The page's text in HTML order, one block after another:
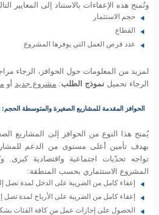
وتُمنح هذه الإعفاءات بالاستناد إلى المعايير
حجم الاستثمار
القطاع
عدد فرص العمل التي يوفرها المشروع
لمزيد من المعلومات حول الحوافز، الرجاء
الرجاء تحميل نموذج الطلب: مشروع جديد أو
الحوافز المقدمة للمشاريع الصغيرة والمتوسطة الحجم:
يُمنح هذا النوع من الحوافز إلى المشاريع
بهدف تأمين أعلى مستوى من الدعم
تواجه تحدّيات اجتماعية واقتصادية كبرى.
المشروع الاستثماري بحسب المنطقة:
إعفاء كامل من الضريبة على الدخل لمدة تصل إلى 10
إعفاء كامل من الضريبة على الأرباح لمدة تصل إلى 10
الحصول على إجازات عمل من كافة الفئات